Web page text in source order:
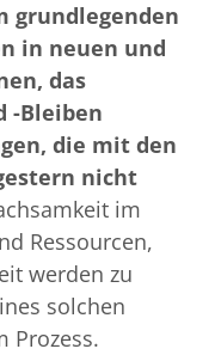
grundlegenden
in neuen und
das
-Bleiben
die mit den
nicht
im
Ressourcen,
werden zu
solchen
Prozess.